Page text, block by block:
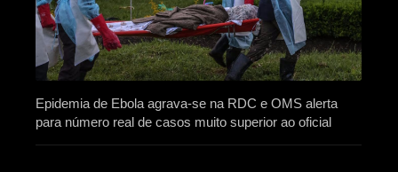
Epidemia de Ebola agrava-se na RDC e OMS alerta
para número real de casos muito superior ao oficial